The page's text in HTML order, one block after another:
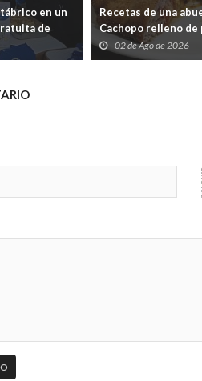
en un
de
Mercáu
Recetas de una
Cachopo relleno de
Cabrales (para
silencio)
02 de Ago de 2026